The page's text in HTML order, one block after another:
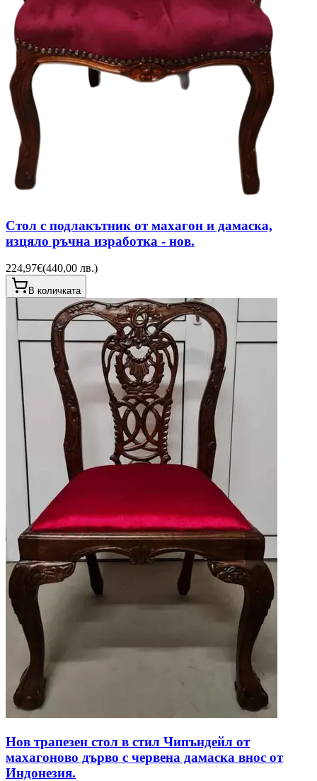
Стол с подлакътник от махагон и дамаска,
изцяло ръчна изработка - нов.
224,97€(440,00 лв.)
В количката
Нов трапезен стол в стил Чипъндейл от
махагоново дърво с червена дамаска внос от
Индонезия.